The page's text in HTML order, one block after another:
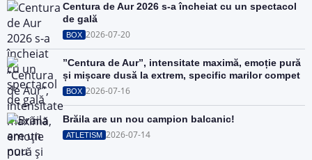
Centura de Aur 2026 s-a încheiat cu un spectacol
de gală
BOX 2026-07-20
”Centura de Aur”, intensitate maximă, emoție pură
și mișcare dusă la extrem, specific marilor compet
BOX 2026-07-16
Brăila are un nou campion balcanic!
ATLETISM 2026-07-14